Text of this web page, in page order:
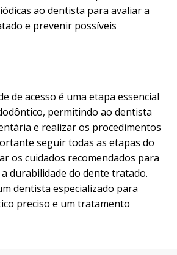
ao dentista para avaliar a
e prevenir possíveis
de acesso é uma etapa essencial
permitindo ao dentista
e realizar os procedimentos
seguir todas as etapas do
os cuidados recomendados para
durabilidade do dente tratado.
dentista especializado para
preciso e um tratamento